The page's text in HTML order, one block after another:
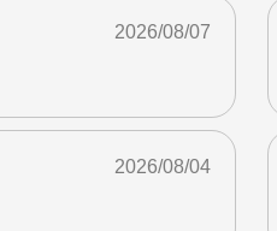
2026/08/07
2026/08/04